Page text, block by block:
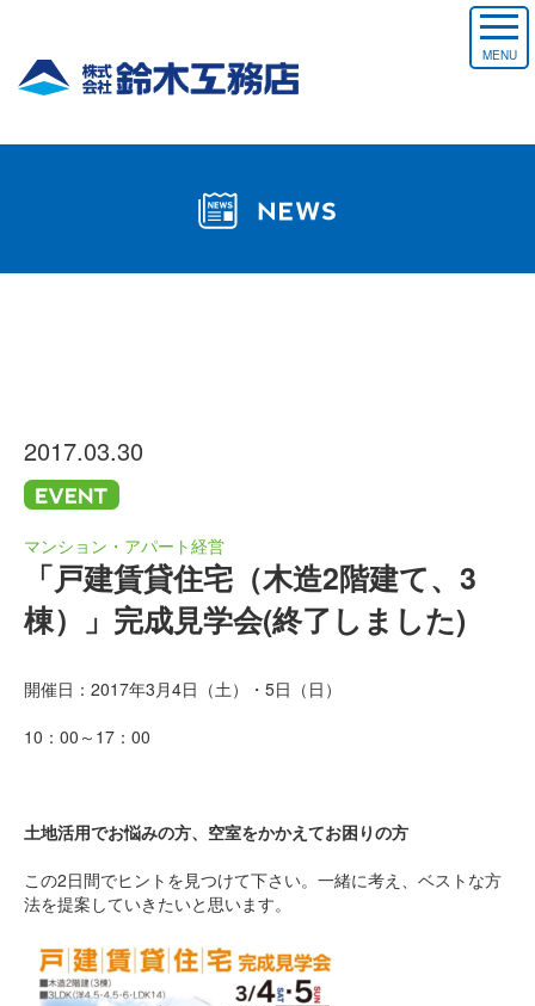
MENU
2017.03.30
マンション・アパート経営
「戸建賃貸住宅（木造2階建て、3
棟）」完成見学会(終了しました)
開催日：2017年3月4日（土）・5日（日）
10：00～17：00
土地活用でお悩みの方、空室をかかえてお困りの方
この2日間でヒントを見つけて下さい。一緒に考え、ベストな方
法を提案していきたいと思います。